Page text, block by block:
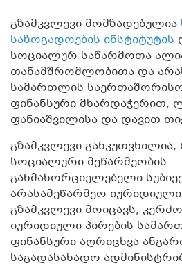
გზამკვლევი მომზადებულია
საზოგადოების ინსტიტუტის
სოციალურ საწარმოთა
თანამშრომლობითა და
სამართლის საერთაშორისო
ფინანსური მხარდაჭერით,
ფანიაშვილისა და დავით
გზამკვლევი
სოციალური მეწარმეობის
განმახორციელებელი
არასამეწარმეო იურიდიული
გზამკვლევი მოიცავს,
იურიდიული პირების
ფინანსური აღრიცხვა-
საგადასახადო